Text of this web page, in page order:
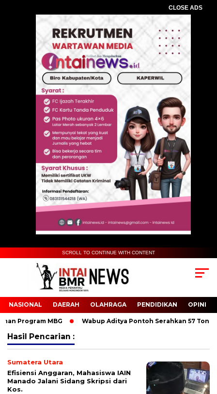
CLOSE ADS
SCROLL TO CONTINUE WITH CONTENT
NASIONAL DAERAH OLAHRAGA PENDIDIKAN OPINI
Program MBG Wabup Aditya Pontoh Serahkan 57 Ton
Hasil Pencarian :
Sumatera Utara
Efisiensi Anggaran, Mahasiswa IAIN
Manado Jalani Sidang Skripsi dari
Kos.